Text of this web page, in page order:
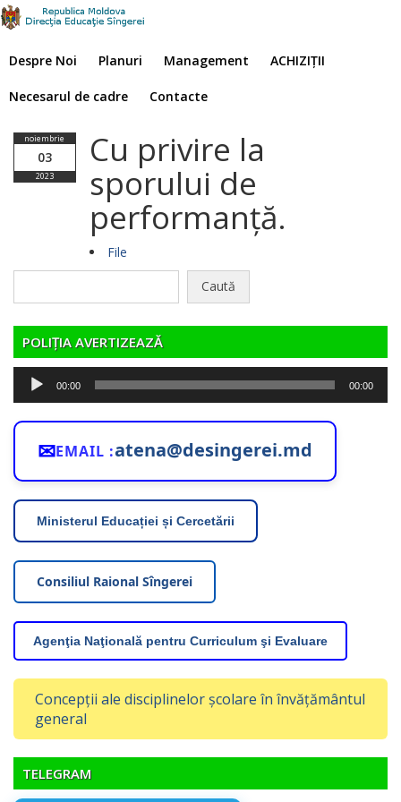
Despre Noi Planuri Management ACHIZIȚII
Necesarul de cadre Contacte
noiembrie
03
2023
Cu privire la
sporului de
performanță.
File
POLIȚIA AVERTIZEAZĂ
Player
audio
00:00 00:00
✉EMAIL :atena@desingerei.md
Ministerul Educației și Cercetării
Consiliul Raional Sîngerei
Agenţia Naţională pentru Curriculum şi Evaluare
Concepții ale disciplinelor școlare în învățământul
general
TELEGRAM